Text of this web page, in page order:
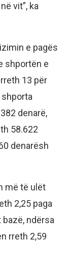
vit”, ka
e pagës
shportën e
13 për
shporta
denarë,
58.622
denarësh
më të ulët
2,25 paga
ndërsa
rreth 2,59